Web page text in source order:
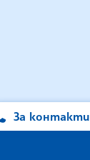
За контакти